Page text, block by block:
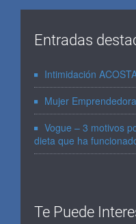
Entradas
Intimidación
Mujer Emprendedora
Vogue – 3 motivos
dieta que ha
Te Puede